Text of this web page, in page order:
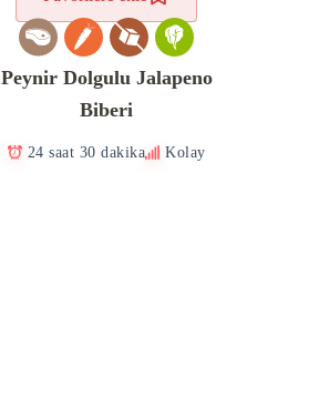
Peynir Dolgulu Jalapeno
Biberi
24 saat 30 dakika Kolay